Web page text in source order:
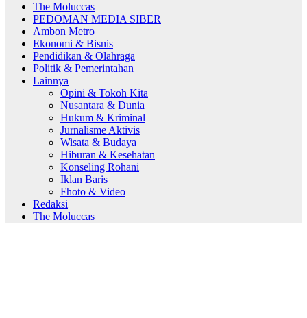
The Moluccas
PEDOMAN MEDIA SIBER
Ambon Metro
Ekonomi & Bisnis
Pendidikan & Olahraga
Politik & Pemerintahan
Lainnya
Opini & Tokoh Kita
Nusantara & Dunia
Hukum & Kriminal
Jurnalisme Aktivis
Wisata & Budaya
Hiburan & Kesehatan
Konseling Rohani
Iklan Baris
Fhoto & Video
Redaksi
The Moluccas